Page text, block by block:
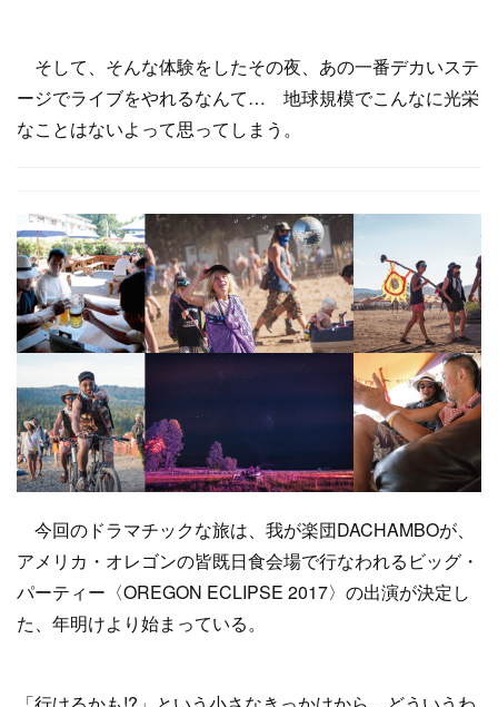
そして、そんな体験をしたその夜、あの一番デカいステ
ージでライブをやれるなんて… 地球規模でこんなに光栄
なことはないよって思ってしまう。
今回のドラマチックな旅は、我が楽団DACHAMBOが、
アメリカ・オレゴンの皆既日食会場で行なわれるビッグ・
パーティー〈OREGON ECLIPSE 2017〉の出演が決定し
た、年明けより始まっている。